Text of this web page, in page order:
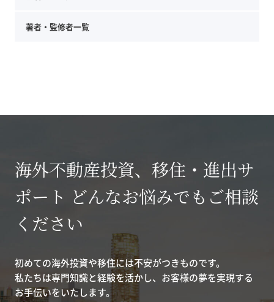
著者・監修者一覧
海外不動産投資、移住・進出サ
ポート どんなお悩みでもご相談
ください
初めての海外投資や移住には不安がつきものです。
私たちは専門知識と経験を活かし、お客様の夢を実現する
お手伝いをいたします。